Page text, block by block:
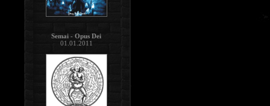
Semai - Opus Dei
01.01.2011